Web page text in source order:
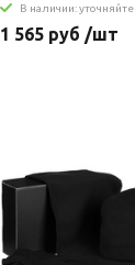
В наличии: уточняйте
1 565 руб /шт